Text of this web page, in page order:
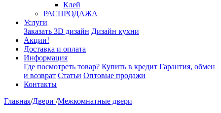
Клей
РАСПРОДАЖА
Услуги
Заказать 3D дизайн Дизайн кухни
Акции!
Доставка и оплата
Информация
Где посмотреть товар? Купить в кредит Гарантия, обмен
и возврат Статьи Оптовые продажи
Контакты
Главная/Двери /Межкомнатные двери